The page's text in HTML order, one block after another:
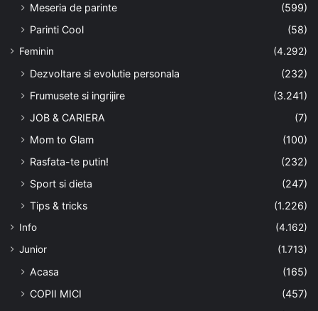
Meseria de parinte
(599)
Parinti Cool
(58)
Feminin (4.292)
Dezvoltare si evolutie personala
(232)
Frumusete si ingrijire
(3.241)
JOB & CARIERA
(7)
Mom to Glam
(100)
Rasfata-te putin!
(232)
Sport si dieta
(247)
Tips & tricks
(1.226)
Info
(4.162)
Junior
(1.713)
Acasa
(165)
COPII MICI
(457)